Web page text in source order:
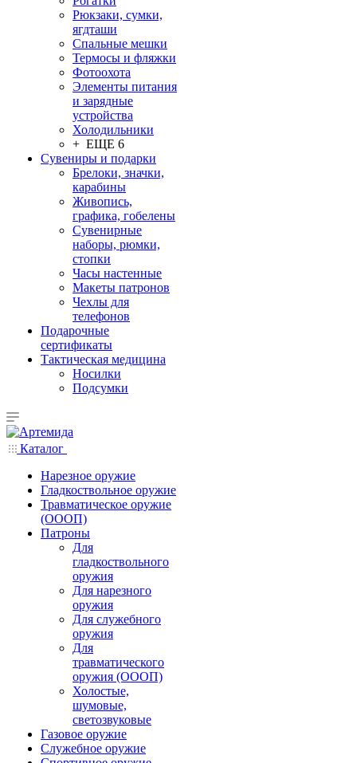
Рюкзаки, сумки,
ягдташи
Спальные мешки
Термосы и фляжки
Фотоохота
Элементы питания
и зарядные
устройства
Холодильники
+ ЕЩЕ 6
Сувениры и подарки
Брелоки, значки,
карабины
Живопись,
графика, гобелены
Сувенирные
наборы, рюмки,
стопки
Часы настенные
Макеты патронов
Чехлы для
телефонов
Подарочные
сертификаты
Тактическая медицина
Носилки
Подсумки
Каталог
Нарезное оружие
Гладкоствольное оружие
Травматическое оружие
(ОООП)
Патроны
Для
гладкоствольного
оружия
Для нарезного
оружия
Для служебного
оружия
Для
травматического
оружия (ОООП)
Холостые,
шумовые,
светозвуковые
Газовое оружие
Служебное оружие